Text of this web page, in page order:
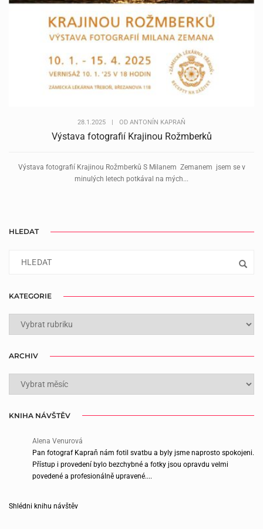
28.1.2025 | OD ANTONÍN KAPRAŇ
Výstava fotografií Krajinou Rožmberků
Výstava fotografií Krajinou Rožmberků S Milanem Zemanem jsem se v
minulých letech potkával na mých...
HLEDAT
KATEGORIE
KATEGORIE
ARCHIV
ARCHIV
KNIHA NÁVŠTĚV
Alena Venurová
Pan fotograf Kapraň nám fotil svatbu a byly jsme naprosto spokojeni.
Přístup i provedení bylo bezchybné a fotky jsou opravdu velmi
povedené a profesionálně upravené....
Shlédni knihu návštěv